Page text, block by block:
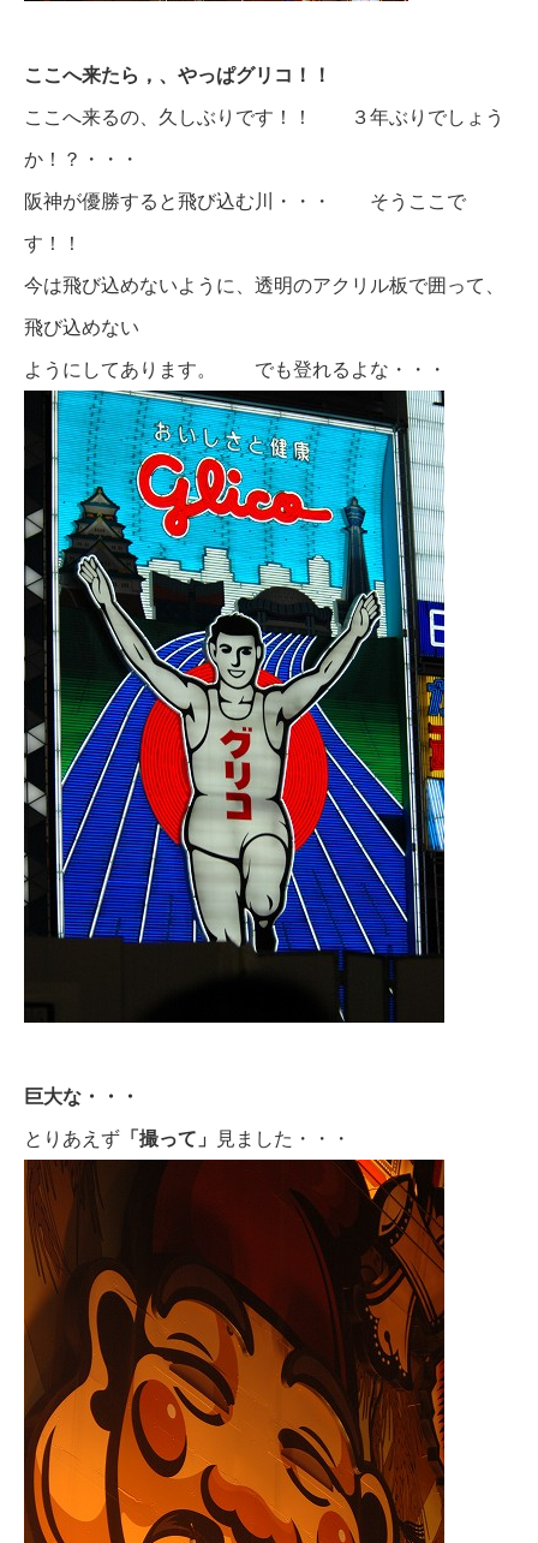
ここへ来たら，、やっぱグリコ！！
ここへ来るの、久しぶりです！！ ３年ぶりでしょう
か！？・・・
阪神が優勝すると飛び込む川・・・ そうここで
す！！
今は飛び込めないように、透明のアクリル板で囲って、
飛び込めない
ようにしてあります。 でも登れるよな・・・
巨大な・・・
とりあえず 「撮って」 見ました・・・